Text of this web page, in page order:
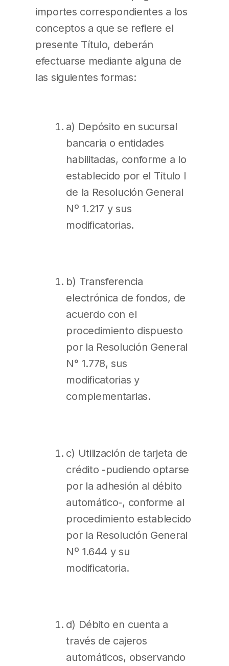
importes correspondientes a los
conceptos a que se refiere el
presente Título, deberán
efectuarse mediante alguna de
las siguientes formas:
a) Depósito en sucursal
bancaria o entidades
habilitadas, conforme a lo
establecido por el Título I
de la Resolución General
Nº 1.217 y sus
modificatorias.
b) Transferencia
electrónica de fondos, de
acuerdo con el
procedimiento dispuesto
por la Resolución General
N° 1.778, sus
modificatorias y
complementarias.
c) Utilización de tarjeta de
crédito -pudiendo optarse
por la adhesión al débito
automático-, conforme al
procedimiento establecido
por la Resolución General
Nº 1.644 y su
modificatoria.
d) Débito en cuenta a
través de cajeros
automáticos, observando